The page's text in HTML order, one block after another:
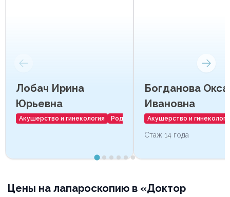
Лобач Ирина
Юрьевна
Акушерство и гинекология Роды
Богданова
Ивановна
Акушерство и
Стаж 14 года
Цены на лапароскопию в «Доктор